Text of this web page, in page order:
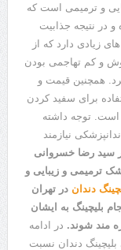
و ترمیمی است که
در نتیجه جذابیت
زیادی دارد که از
و کم تهاجمی بودن
همچنین قیمت و
برای سفید کردن
است. توجه داشته
نیازمند
سید رضا خسروانی
ترمیمی و زیبایی و
دندان در تهران
بلیچینگ به ایشان
مند شوند. در ادامه
بلیچینگ دندان نسبت